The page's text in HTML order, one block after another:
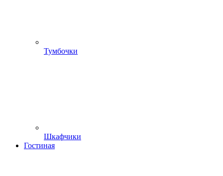
Тумбочки
Шкафчики
Гостиная